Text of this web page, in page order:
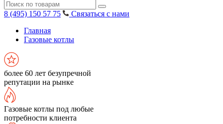
8 (495) 150 57 75
Связаться с нами
Главная
Газовые котлы
более 60 лет безупречной
репутации на рынке
Газовые котлы под любые
потребности клиента